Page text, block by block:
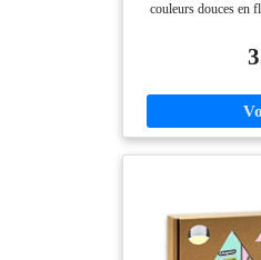
couleurs douces en
parfaits pour créer
rêveurs, et sont
acrylique peinture a
facile à mélanger
une excellente
de tous niveaux
acrylique a une
elle est également
sur la plupart des